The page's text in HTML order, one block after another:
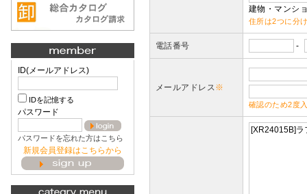
ID(メールアドレス)
IDを記憶する
パスワード
パスワードを忘れた方はこちら
新規会員登録はこちらから
建物・マンシ
住所は2つに分
電話番号 -
メールアドレス※
確認のため2度